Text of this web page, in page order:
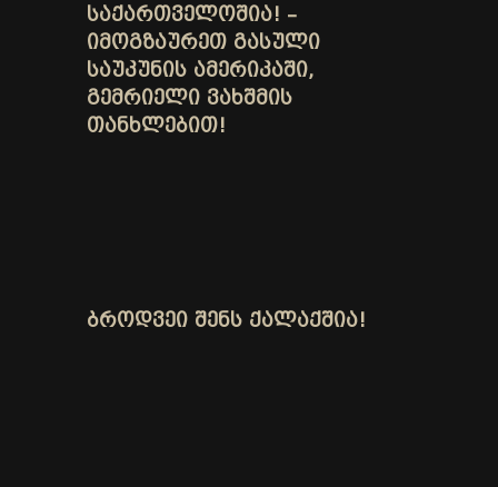
ᲡᲐᲥᲐᲠᲗᲕᲔᲚᲝᲨᲘᲐ! –
ᲘᲛᲝᲒᲖᲐᲣᲠᲔᲗ ᲒᲐᲡᲣᲚᲘ
ᲡᲐᲣᲙᲣᲜᲘᲡ ᲐᲛᲔᲠᲘᲙᲐᲨᲘ,
ᲒᲔᲛᲠᲘᲔᲚᲘ ᲕᲐᲮᲨᲛᲘᲡ
ᲗᲐᲜᲮᲚᲔᲑᲘᲗ!
ᲑᲠᲝᲓᲕᲔᲘ ᲨᲔᲜᲡ ᲥᲐᲚᲐᲥᲨᲘᲐ!